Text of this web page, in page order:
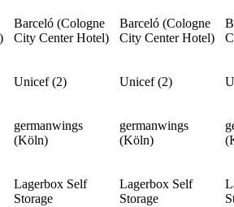
Barceló (Cologne
City Center Hotel)
Barceló (Cologne
City Center Hotel)
Unicef (2) Unicef (2)
germanwings
(Köln)
germanwings
(Köln)
Lagerbox Self
Storage
Lagerbox Self
Storage